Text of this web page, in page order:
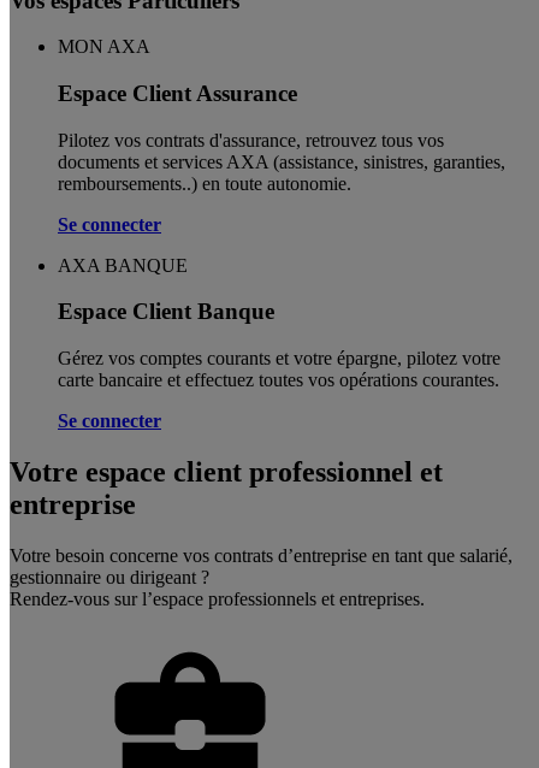
MON AXA
Espace Client Assurance
Pilotez vos contrats d'assurance, retrouvez tous vos
documents et services AXA (assistance, sinistres, garanties,
remboursements..) en toute autonomie. ​
Se connecter
AXA BANQUE
Espace Client Banque
Gérez vos comptes courants et votre épargne, pilotez votre
carte bancaire et effectuez toutes vos opérations courantes.
Se connecter
Votre espace client professionnel et
entreprise
Votre besoin concerne vos contrats d’entreprise en tant que salarié,
gestionnaire ou dirigeant ?
Rendez-vous sur l’espace professionnels et entreprises.